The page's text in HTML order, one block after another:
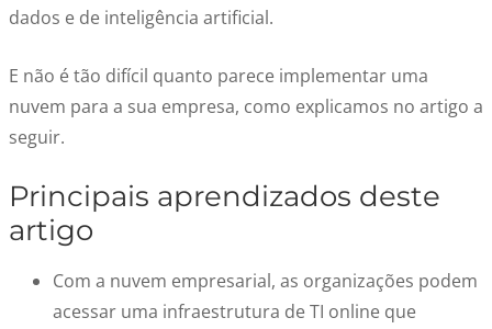
dados e de inteligência artificial.
E não é tão difícil quanto parece implementar uma
nuvem para a sua empresa, como explicamos no artigo a
seguir.
Principais aprendizados deste
artigo
Com a nuvem empresarial, as organizações podem
acessar uma infraestrutura de TI online que